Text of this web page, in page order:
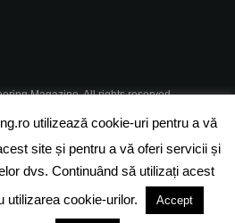
Magazine. All rights reserved.
POLITICA DE CONFIDENTIALITATE
SI CONDITII
utilizează cookie-uri pentru a vă
site și pentru a vă oferi servicii și
dvs. Continuând să utilizați acest
utilizarea cookie-urilor.
Accept